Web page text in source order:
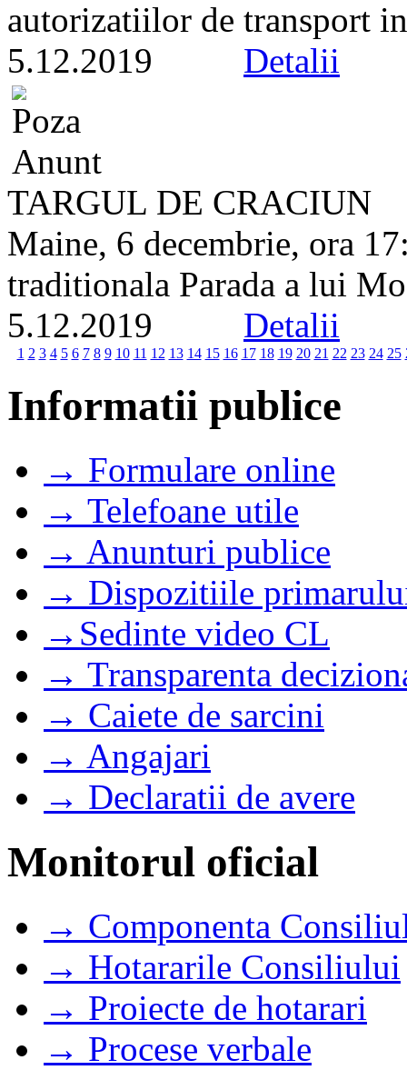
autorizatiilor de transport
5.12.2019 Detalii
TARGUL DE CRACIUN
Maine, 6 decembrie, ora
traditionala Parada a lui
5.12.2019 Detalii
1 2 3 4 5 6 7 8 9 10 11 12 13 14 15 16 17 18 19 20 21 22 23 24 25
Informatii publice
→ Formulare online
→ Telefoane utile
→ Anunturi publice
→ Dispozitiile
→Sedinte video CL
→ Transparenta
→ Caiete de sarcini
→ Angajari
→ Declaratii de avere
Monitorul oficial
→ Componenta
→ Hotararile Consiliului
→ Proiecte de hotarari
→ Procese verbale